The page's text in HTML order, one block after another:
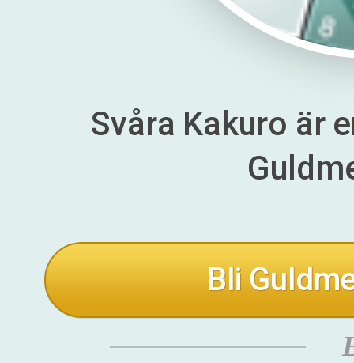
Svåra Kakuro är
Bli